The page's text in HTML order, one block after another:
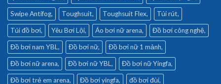
Swipe Antifog Toughsuit Toughsuit Flex Túi rút
Túi đồ bơi Yêu Bơi Lội Áo bơi nữ arena Đồ bơi công nghệ
Đồ bơi nam YBL Đồ bơi nữ Đồ bơi nữ 1 mảnh
Đồ bơi nữ arena Đồ bơi nữ YBL Đồ bơi nữ Yingfa
Đồ bơi trẻ em arena Đồ bơi yingfa đồ bơi đùi